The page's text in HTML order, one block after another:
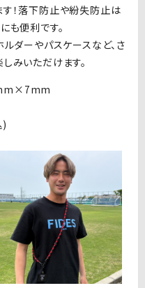
！落下防止や紛失防止は
も便利です。
ルダーやパスケースなど、さ
みいただけます。
)